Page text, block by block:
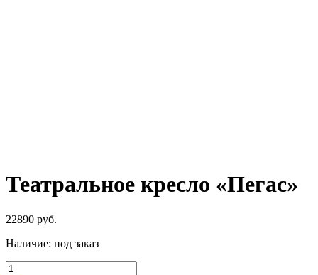
Театральное кресло «Пегас»
22890 руб.
Наличие: под заказ